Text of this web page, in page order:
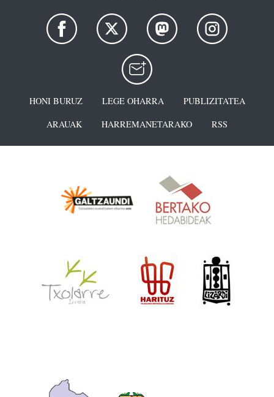
HONI BURUZ LEGE OHARRA
PUBLIZITATEA
ARAUAK
HARREMANETARAKO RSS